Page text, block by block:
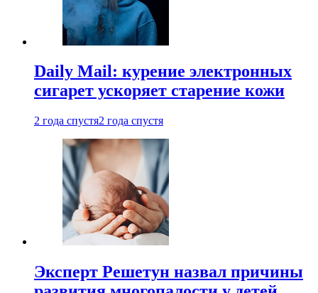
Daily Mail: курение электронных
сигарет ускоряет старение кожи
2 года спустя2 года спустя
Эксперт Решетун назвал причины